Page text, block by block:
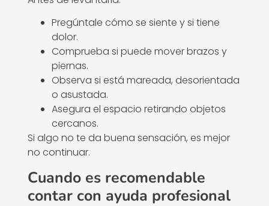
Pregúntale cómo se siente y si tiene
dolor.
Comprueba si puede mover brazos y
piernas.
Observa si está mareada, desorientada
o asustada.
Asegura el espacio retirando objetos
cercanos.
Si algo no te da buena sensación, es mejor
no continuar.
Cuando es recomendable
contar con ayuda profesional